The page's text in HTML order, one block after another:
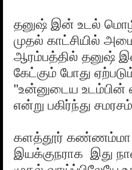
தனுஷ் இன் உடல்
முதல் காட்சியில்
ஆரம்பத்தில் தனுஷ்
கேட்கும் போது
"உன்னுடைய
என்று பகிர்ந்து
களத்தூர் கண்ணம்மா
இயக்குநராக இது